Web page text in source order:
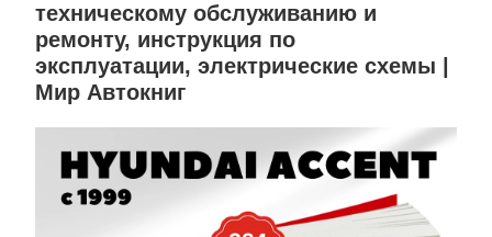
техническому обслуживанию и
ремонту, инструкция по
эксплуатации, электрические схемы |
Мир Автокниг